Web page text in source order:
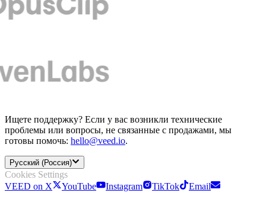
Ищете поддержку? Если у вас возникли технические
проблемы или вопросы, не связанные с продажами, мы
готовы помочь: hello@veed.io.
Русский (Россия)
Cookies Settings
VEED on X
YouTube Instagram TikTok Email